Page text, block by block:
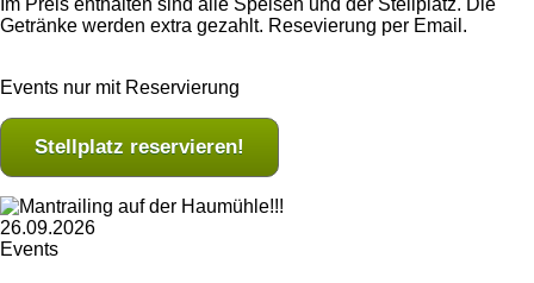
Im Preis enthalten sind alle Speisen und der Stellplatz. Die
Getränke werden extra gezahlt. Resevierung per Email.
Events nur mit Reservierung
Stellplatz reservieren!
26.09.2026
Events